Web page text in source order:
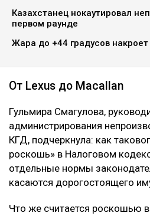
Казахстанец нокаутировал
первом раунде
Жара до +44 градусов накроет
От Lexus до Macallan
Гульмира Смагулова,
администрирования
КГД, подчеркнула: как
роскошь» в Налоговом
отдельные нормы
касаются дорогостоящего
Что же считается роскошью